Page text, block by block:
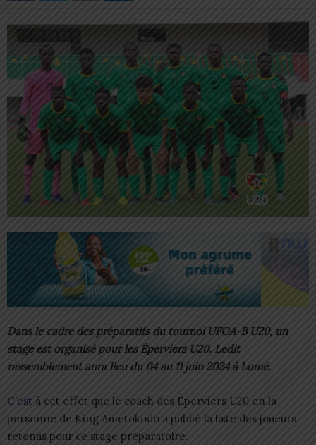
Dans le cadre des préparatifs du tournoi UFOA-B U20, un
stage est organisé pour les Éperviers U20. Ledit
rassemblement aura lieu du 04 au 11 juin 2024 à Lomé.
C’est à cet effet que le coach des Éperviers U20 en la
personne de King Ametokodo a publié la liste des joueurs
retenus pour ce stage préparatoire.